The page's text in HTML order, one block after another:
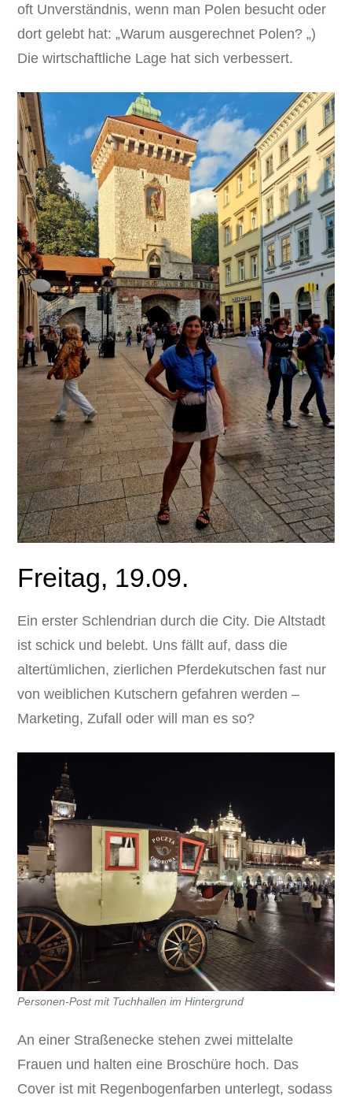
oft Unverständnis, wenn man Polen besucht oder
dort gelebt hat: „Warum ausgerechnet Polen? „)
Die wirtschaftliche Lage hat sich verbessert.
Freitag, 19.09.
Ein erster Schlendrian durch die City. Die Altstadt
ist schick und belebt. Uns fällt auf, dass die
altertümlichen, zierlichen Pferdekutschen fast nur
von weiblichen Kutschern gefahren werden –
Marketing, Zufall oder will man es so?
Personen-Post mit Tuchhallen im Hintergrund
An einer Straßenecke stehen zwei mittelalte
Frauen und halten eine Broschüre hoch. Das
Cover ist mit Regenbogenfarben unterlegt, sodass